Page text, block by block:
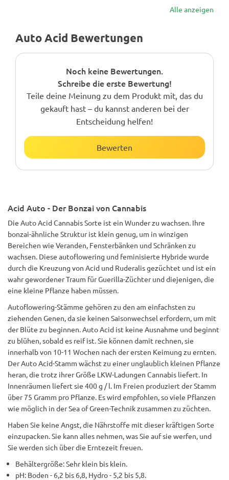
Alle anzeigen
Auto Acid Bewertungen
Noch keine Bewertungen.
Schreibe die erste Bewertung!
Teile deine Meinung zu dem Produkt mit, das du
gekauft hast – du kannst anderen bei der
Entscheidung helfen!
Bewerten
Acid Auto - Der Bonzai von Cannabis
Die Auto Acid Cannabis Sorte ist ein Wunder zu wachsen. Ihre
bonzai-ähnliche Struktur ist klein genug, um in winzigen
Bereichen wie Veranden, Fensterbänken und Schränken zu
wachsen. Diese autoflowering und feminisierte Hybride wurde
durch die Kreuzung von Acid und Ruderalis gezüchtet und ist ein
wahr gewordener Traum für Guerilla-Züchter und diejenigen, die
eine kleine Pflanze haben müssen.
Autoflowering-Stämme gehören zu den am einfachsten zu
ziehenden Genen, da sie keinen Saisonwechsel erfordern, um mit
der Blüte zu beginnen. Auto Acid ist keine Ausnahme und beginnt
zu blühen, sobald es reif ist. Sie können damit rechnen, sie
innerhalb von 10-11 Wochen nach der ersten Keimung zu ernten.
Der Auto Acid-Stamm wächst zu einer unglaublich kleinen Pflanze
heran, die trotz ihrer Größe LKW-Ladungen Cannabis liefert. In
Innenräumen liefert sie 400 g / l. Im Freien produziert der Stamm
über 75 Gramm pro Pflanze. Es wird empfohlen, so viele Pflanzen
wie möglich in der Sea of Green-Technik zusammen zu züchten.
Haben Sie keine Angst, die Nährstoffe mit dieser kräftigen Sorte
einzupacken. Sie kann alles nehmen, was Sie auf sie werfen, und
Sie werden sich über die Erntezeit freuen.
Behältergröße: Sehr klein bis klein.
pH: Boden - 6,2 bis 6,8, Hydro - 5,2 bis 5,8.